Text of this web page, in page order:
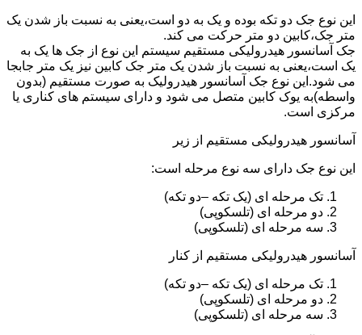
این نوع جک دو تکه بوده و یک به دو است،یعنی به نسبت باز شدن یک
متر جک،کابین دو متر حرکت می کند.
جک آسانسور هیدرولیکی مستقیم سیستم این نوع از جک ها یک به
یک است،یعنی به نسبت باز شدن یک متر جک کابین نیز یک متر جابجا
می شود.این نوع جک آسانسور هیدرولیک به صورت مستقیم (بدون
واسطه)به یوک کابین متصل می شود و دارای سیستم های کناری یا
مرکزی است.
آسانسور هیدرولیکی مستقیم از زیر
این نوع جک دارای سه نوع مرحله است:
تک مرحله ای (یک تکه –دو تکه)
دو مرحله ای (تلسکوپی)
سه مرحله ای (تلسکوپی)
آسانسور هیدرولیکی مستقیم از کنار
تک مرحله ای (یک تکه –دو تکه)
دو مرحله ای (تلسکوپی)
سه مرحله ای (تلسکوپی)